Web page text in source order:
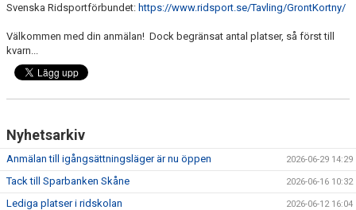
Svenska Ridsportförbundet: https://www.ridsport.se/Tavling/GrontKortny/
Välkommen med din anmälan! Dock begränsat antal platser, så först till
kvarn...
Nyhetsarkiv
Anmälan till igångsättningsläger är nu öppen 2026-06-29 14:29
Tack till Sparbanken Skåne 2026-06-16 10:32
Lediga platser i ridskolan 2026-06-12 16:04